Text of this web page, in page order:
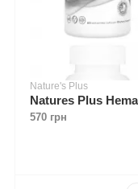
Nature's Plus
570 грн